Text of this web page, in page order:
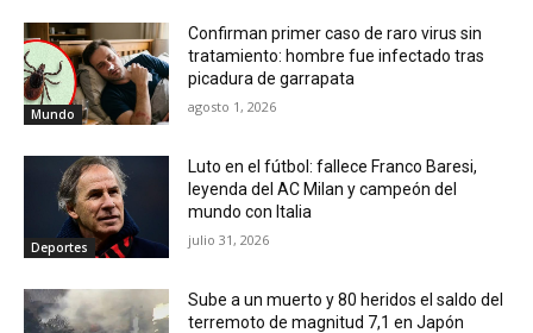
Mundo
Confirman primer caso de raro virus sin
tratamiento: hombre fue infectado tras
picadura de garrapata
agosto 1, 2026
Deportes
Luto en el fútbol: fallece Franco Baresi,
leyenda del AC Milan y campeón del
mundo con Italia
julio 31, 2026
Sube a un muerto y 80 heridos el saldo del
terremoto de magnitud 7,1 en Japón